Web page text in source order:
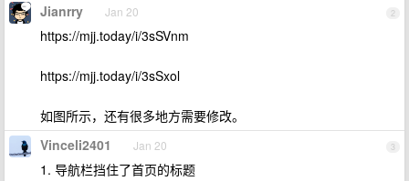
2
Jianrry Jan 20
https://mjj.today/i/3sSVnm
https://mjj.today/i/3sSxol
如图所示，还有很多地方需要修改。
3
Vinceli2401 Jan 20
1. 导航栏挡住了首页的标题